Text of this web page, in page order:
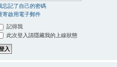
忘記了自己的密碼
寄啟用電子郵件
記得我
此次登入請隱藏我的上線狀態